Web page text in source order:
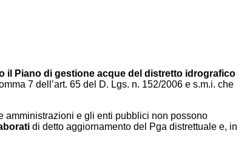
il
Piano di gestione acque del distretto idrografico
7 dell’art. 65 del D. Lgs. n. 152/2006 e s.m.i. che
amministrazioni e gli enti pubblici non possono
di detto aggiornamento del Pga distrettuale e, in